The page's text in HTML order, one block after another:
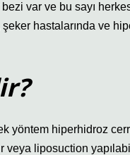
var ve bu sayı
hastalarında ve
yöntem hiperhidroz
veya liposuction